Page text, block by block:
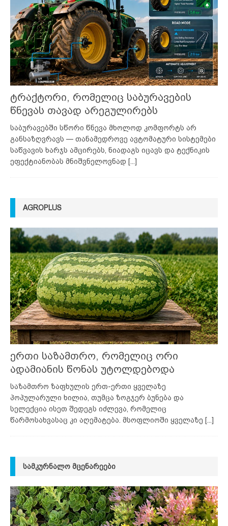
ტრაქტორი, რომელიც საბურავების
წნევას თავად არეგულირებს
საბურავებში სწორი წნევა მხოლოდ კომფორტს არ
განსაზღვრავს — თანამედროვე ავტომატური სისტემები
საწვავის ხარჯს ამცირებს, ნიადაგს იცავს და ტექნიკის
ეფექტიანობას მნიშვნელოვნად [...]
AGROPLUS
ერთი საზამთრო, რომელიც ორი
ადამიანის წონას უტოლდებოდა
საზამთრო ზაფხულის ერთ-ერთი ყველაზე
პოპულარული ხილია, თუმცა ზოგჯერ ბუნება და
სელექცია ისეთ შედეგს იძლევა, რომელიც
წარმოსახვასაც კი აღემატება. მსოფლიოში ყველაზე [...]
ᲡᲐᲛᲙᲣᲠᲜᲐᲚᲝ ᲛᲪᲔᲜᲐᲠᲔᲔᲑᲘ